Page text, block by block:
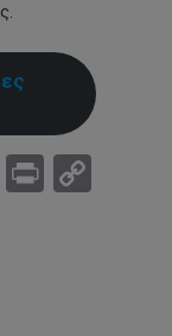
Email
Print